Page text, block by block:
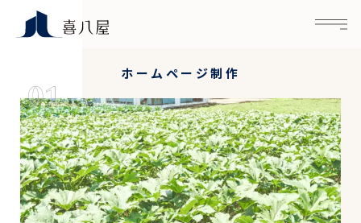
ホームページ制作